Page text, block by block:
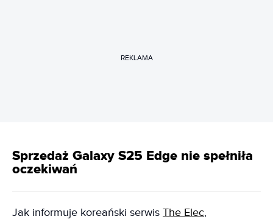
REKLAMA
Sprzedaż Galaxy S25 Edge nie spełniła
oczekiwań
Jak informuje koreański serwis The Elec,